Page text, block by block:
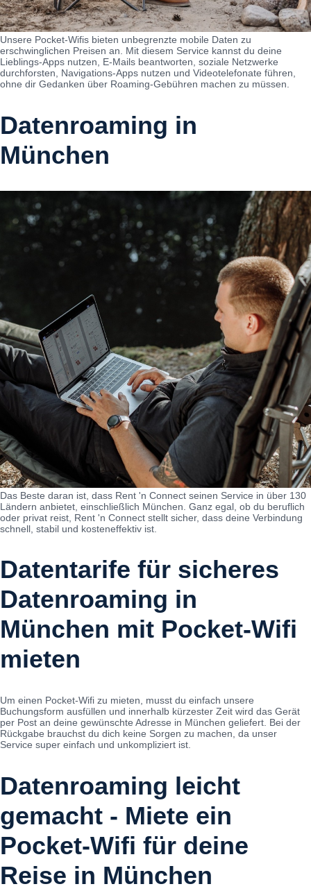
Unsere Pocket-Wifis bieten unbegrenzte mobile Daten zu
erschwinglichen Preisen an. Mit diesem Service kannst du deine
Lieblings-Apps nutzen, E-Mails beantworten, soziale Netzwerke
durchforsten, Navigations-Apps nutzen und Videotelefonate führen,
ohne dir Gedanken über Roaming-Gebühren machen zu müssen.
Datenroaming in
München
Das Beste daran ist, dass Rent 'n Connect seinen Service in über 130
Ländern anbietet, einschließlich München. Ganz egal, ob du beruflich
oder privat reist, Rent 'n Connect stellt sicher, dass deine Verbindung
schnell, stabil und kosteneffektiv ist.
Datentarife für sicheres
Datenroaming in
München mit Pocket-Wifi
mieten
Um einen Pocket-Wifi zu mieten, musst du einfach unsere
Buchungsform ausfüllen und innerhalb kürzester Zeit wird das Gerät
per Post an deine gewünschte Adresse in München geliefert. Bei der
Rückgabe brauchst du dich keine Sorgen zu machen, da unser
Service super einfach und unkompliziert ist.
Datenroaming leicht
gemacht - Miete ein
Pocket-Wifi für deine
Reise in München